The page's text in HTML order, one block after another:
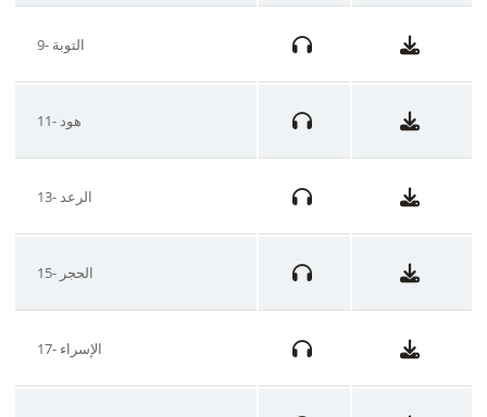
9- التوبة
11- هود
13- الرعد
15- الحجر
17- الإسراء